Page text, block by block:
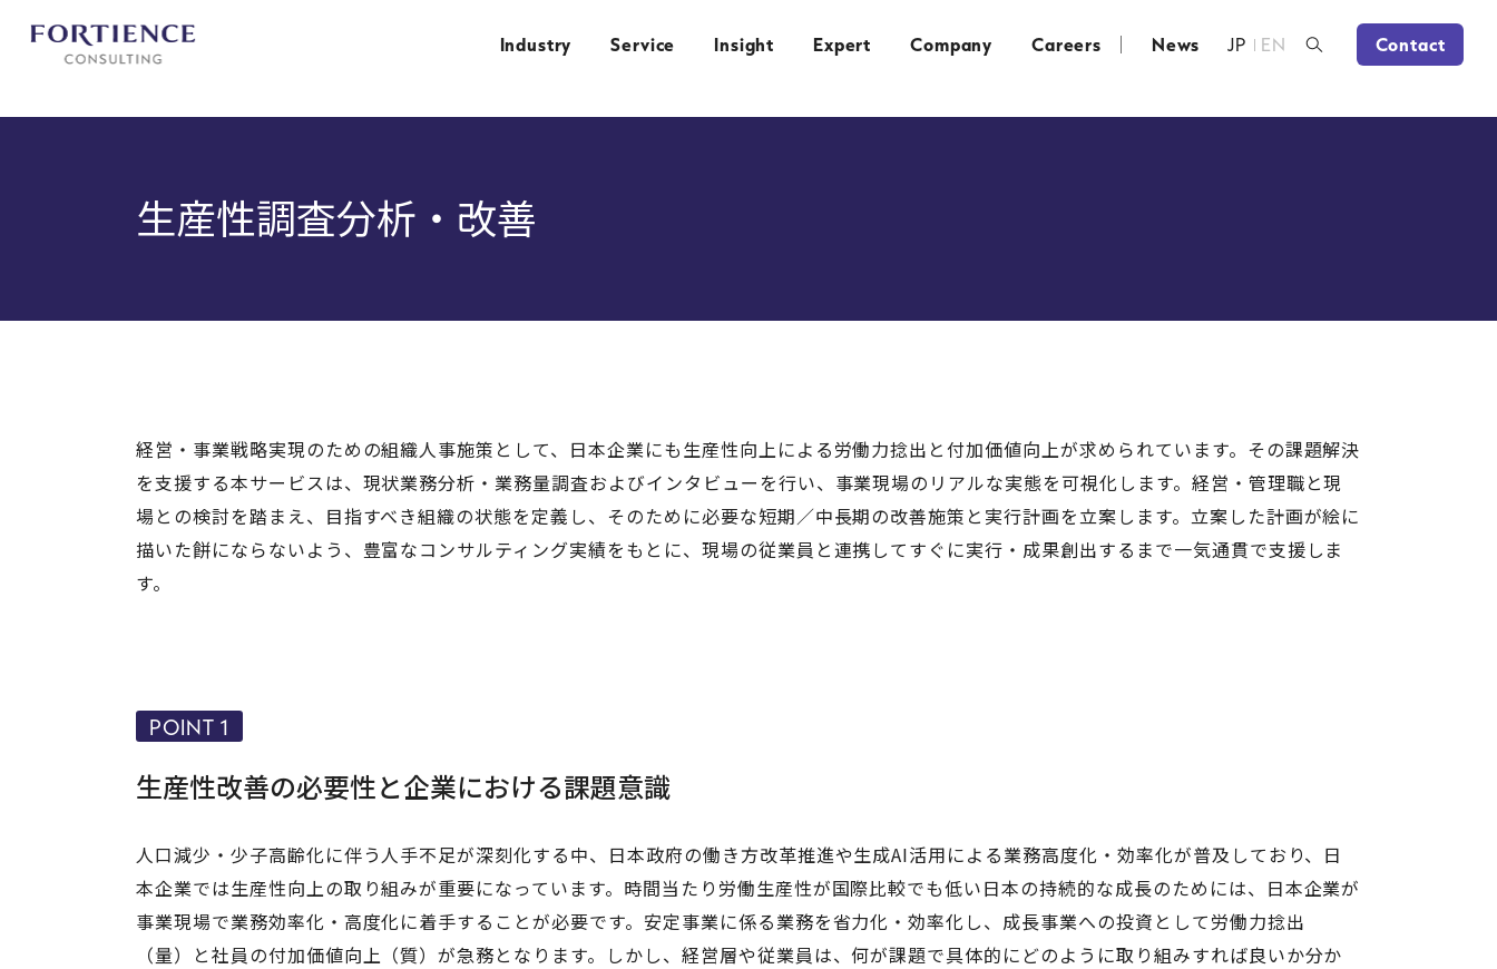
Industry Service Insight Expert Company Careers News EN
JP Contact
生産性調査分析・改善
経営・事業戦略実現のための組織人事施策として、日本企業にも生産性向上による労働力捻出と付加価値向上が求められています。その課題解決
を支援する本サービスは、現状業務分析・業務量調査およびインタビューを行い、事業現場のリアルな実態を可視化します。経営・管理職と現
場との検討を踏まえ、目指すべき組織の状態を定義し、そのために必要な短期／中長期の改善施策と実行計画を立案します。立案した計画が絵に
描いた餅にならないよう、豊富なコンサルティング実績をもとに、現場の従業員と連携してすぐに実行・成果創出するまで一気通貫で支援しま
す。
生産性改善の必要性と企業における課題意識
POINT 1
人口減少・少子高齢化に伴う人手不足が深刻化する中、日本政府の働き方改革推進や生成AI活用による業務高度化・効率化が普及しており、日
本企業では生産性向上の取り組みが重要になっています。時間当たり労働生産性が国際比較でも低い日本の持続的な成長のためには、日本企業が
事業現場で業務効率化・高度化に着手することが必要です。安定事業に係る業務を省力化・効率化し、成長事業への投資として労働力捻出
（量）と社員の付加価値向上（質）が急務となります。しかし、経営層や従業員は、何が課題で具体的にどのように取り組みすれば良いか分か